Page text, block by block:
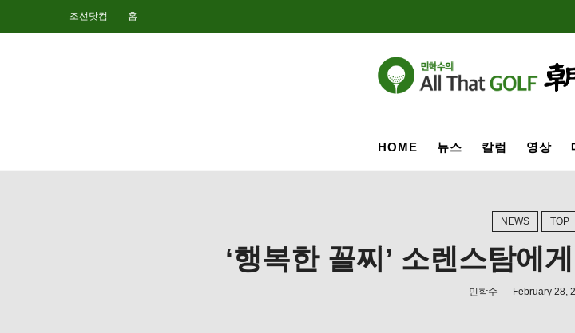
조선닷컴 홈
HOME 뉴스 칼럼 영상
NEWS TOP
‘행복한 꼴찌’ 소렌스탐에
민학수 February 28,